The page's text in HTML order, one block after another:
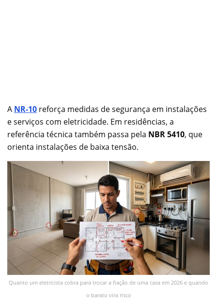
A NR-10 reforça medidas de segurança em instalações
e serviços com eletricidade. Em residências, a
referência técnica também passa pela NBR 5410, que
orienta instalações de baixa tensão.
Quanto um eletricista cobra para trocar a fiação de uma casa em 2026 e quando
o barato vira risco